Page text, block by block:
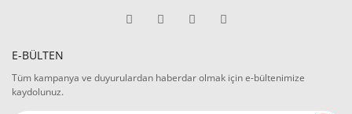
E-BÜLTEN
Tüm kampanya ve duyurulardan haberdar olmak için e-bültenimize
kaydolunuz.